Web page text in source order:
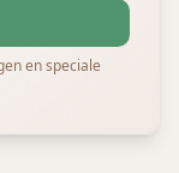
en speciale